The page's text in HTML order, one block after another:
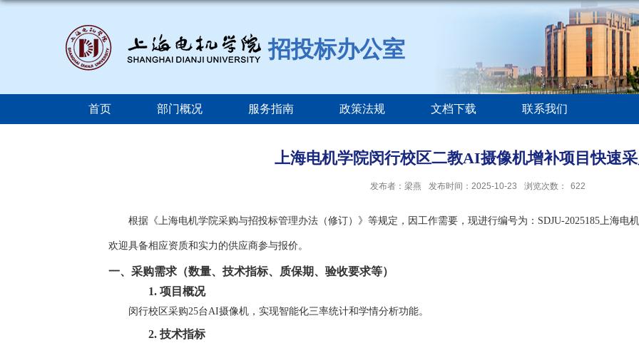
招投标办公室
首页 部门概况 服务指南 政策法规 文档下载 联系我们
上海电机学院闵行校区二教AI摄像机增补项目快速
发布者：梁燕 发布时间：2025-10-23 浏览次数： 622
根据《上海电机学院采购与招投标管理办法（修订）》等规定，因工作需要，现进行编号为： SDJU-2025185上海电
欢迎具备相应资质和实力的供应商参与报价。
一、 采购需求（数量、技术指标、质保期、验收要求等）
1. 项目概况
闵行校区采购25台AI摄像机，实现智能化三率统计和学情分析功能。
2. 技术指标